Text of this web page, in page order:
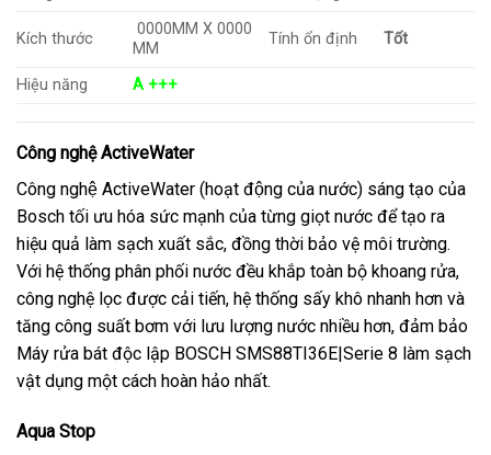
Kích thước
0000MM X 0000
MM
Tính ổn định Tốt
Hiệu năng A +++
Công nghệ ActiveWater
Công nghệ ActiveWater (hoạt động của nước) sáng tạo của
Bosch tối ưu hóa sức mạnh của từng giọt nước để tạo ra
hiệu quả làm sạch xuất sắc, đồng thời bảo vệ môi trường.
Với hệ thống phân phối nước đều khắp toàn bộ khoang rửa,
công nghệ lọc được cải tiến, hệ thống sấy khô nhanh hơn và
tăng công suất bơm với lưu lượng nước nhiều hơn, đảm bảo
Máy rửa bát độc lập BOSCH SMS88TI36E|Serie 8 làm sạch
vật dụng một cách hoàn hảo nhất.
Aqua Stop